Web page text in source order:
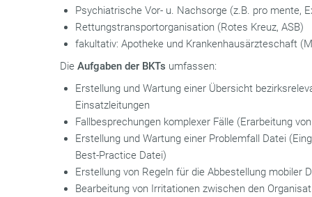
Psychiatrische Vor- u. Nachsorge (z.B. pro mente,
Rettungstransportorganisation (Rotes Kreuz, ASB)
fakultativ: Apotheke und Krankenhausärzteschaft
DieAufgaben der BKTs umfassen:
Erstellung und Wartung einer Übersicht
Einsatzleitungen
Fallbesprechungen komplexer Fälle (Erarbeitung
Erstellung und Wartung einer Problemfall Datei
Best-Practice Datei)
Erstellung von Regeln für die Abbestellung mobiler
Bearbeitung von Irritationen zwischen den